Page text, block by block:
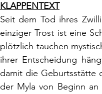
KLAPPENTEXT
Seit dem Tod ihres
einziger Trost ist eine
plötzlich tauchen
ihrer Entscheidung
damit die Geburtsstätte
der Myla von Beginn